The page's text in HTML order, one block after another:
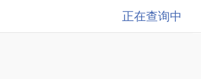
正在查询中